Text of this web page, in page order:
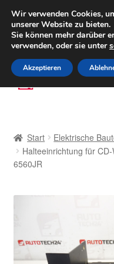
(800) 500
Zur
Navigation
Zum
Inhalt
AGB
Datenschutz-
Start Elektrische
Halteeinrichtung für
6560JR
Wir verwenden Cookies,
unserer Website zu bieten.
Sie können mehr darüber
verwenden, oder sie unter
Akzeptieren